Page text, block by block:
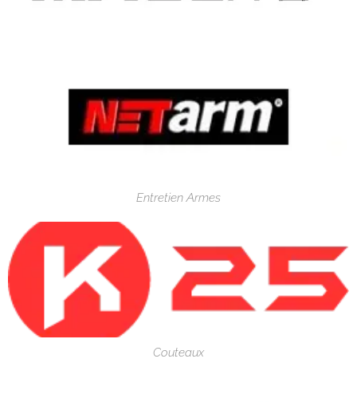
Entretien Armes
Couteaux